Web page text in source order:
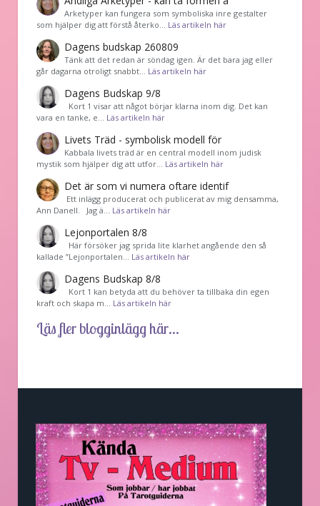
Arketyper kan fungera som symboliska inre gestalter
som hjälper dig att förstå återko… Läs artikeln här
Dagens budskap 260809
Tänk att det redan är söndag igen. Är det bara jag eller
går dagarna otroligt snabbt… Läs artikeln här
Dagens Budskap 9/8
Kort 1 visar att något börjar klarna inom dig. Det kan
vara en tanke, e… Läs artikeln här
Livets Träd - symbolisk modell för
Kabbala livets träd är en central modell inom judisk
mystik som hjälper dig att utfor… Läs artikeln här
Det är som vi numera oftare identif
͏ Ett inlägg producerat och publicerat av mig densamma,
Ann Danell. Jag ä… Läs artikeln här
Lejonportalen 8/8
Här försöker jag sprida lite klarhet angående den så
kallade ”Lejonportalen… Läs artikeln här
Dagens Budskap 8/8
Kort 1 kan betyda att du behöver ta tillbaka din egen
kraft och skapa m… Läs artikeln här
Läs fler blogginlägg här...